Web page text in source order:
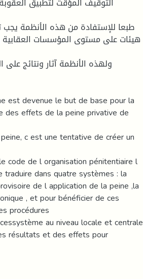
طبعا للإستفادة من هذه الأنظمة يجب
هيئات على مستوى المؤسسات
ولهذه الأنظمة آثار ونتائج
est devenue le but de base pour la
des effets de la peine privative de
c est une tentative de créer un
code de l organisation pénitentiaire l
dans quatre systèmes : la
de l application de la peine ,la
, et pour bénéficier de ces
procédures
au niveau locale et centrale
résultats et des effets pour